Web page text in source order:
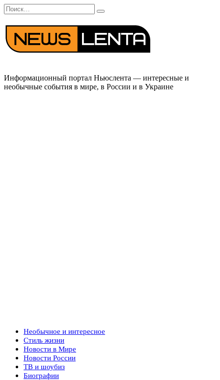
Перейти
к
содержанию
Search
for:
Информационный портал Ньюслента — интересные и
необычные события в мире, в России и в Украине
Необычное и интересное
Стиль жизни
Новости в Мире
Новости России
ТВ и шоубиз
Биографии